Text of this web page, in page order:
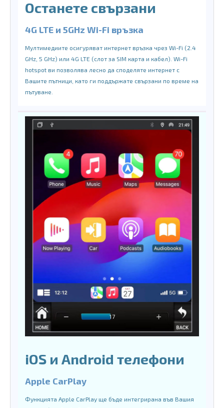
Останете свързани
4G LTE и 5GHz Wi-Fi връзка
Мултимедиите осигуряват интернет връзка чрез Wi-Fi (2.4
GHz, 5 GHz) или 4G LTE (слот за SIM карта и кабел). Wi-Fi
hotspot ви позволява лесно да споделяте интернет с
Вашите пътници, като ги поддържате свързани по време на
пътуване.
iOS и Android телефони
Apple CarPlay
Функцията Apple CarPlay ще бъде интегрирана във Вашия